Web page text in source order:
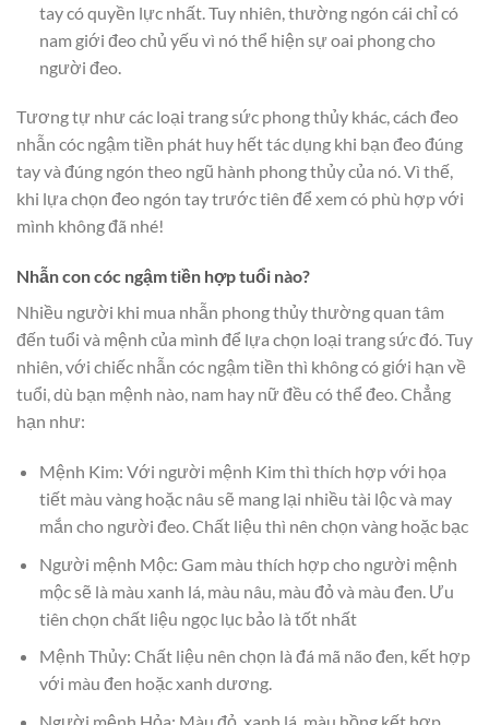
tay có quyền lực nhất. Tuy nhiên, thường ngón cái chỉ có
nam giới đeo chủ yếu vì nó thể hiện sự oai phong cho
người đeo.
Tương tự như các loại trang sức phong thủy khác, cách đeo
nhẫn cóc ngậm tiền phát huy hết tác dụng khi bạn đeo đúng
tay và đúng ngón theo ngũ hành phong thủy của nó. Vì thế,
khi lựa chọn đeo ngón tay trước tiên để xem có phù hợp với
mình không đã nhé!
Nhẫn con cóc ngậm tiền hợp tuổi nào?
Nhiều người khi mua nhẫn phong thủy thường quan tâm
đến tuổi và mệnh của mình để lựa chọn loại trang sức đó. Tuy
nhiên, với chiếc nhẫn cóc ngậm tiền thì không có giới hạn về
tuổi, dù bạn mệnh nào, nam hay nữ đều có thể đeo. Chẳng
hạn như:
Mệnh Kim: Với người mệnh Kim thì thích hợp với họa
tiết màu vàng hoặc nâu sẽ mang lại nhiều tài lộc và may
mắn cho người đeo. Chất liệu thì nên chọn vàng hoặc bạc
Người mệnh Mộc: Gam màu thích hợp cho người mệnh
mộc sẽ là màu xanh lá, màu nâu, màu đỏ và màu đen. Ưu
tiên chọn chất liệu ngọc lục bảo là tốt nhất
Mệnh Thủy: Chất liệu nên chọn là đá mã não đen, kết hợp
với màu đen hoặc xanh dương.
Người mệnh Hỏa: Màu đỏ, xanh lá, màu hồng kết hợp